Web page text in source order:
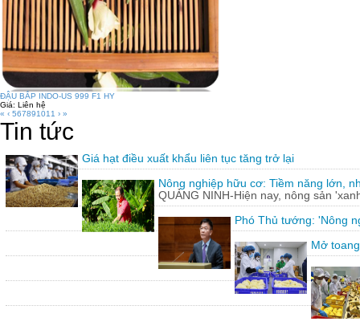
ĐẬU BẮP INDO-US 999 F1 HY
Giá: Liên hệ
« ‹ 567891011 › »
Tin tức
Giá hạt điều xuất khẩu liên tục tăng trở lại
Nông nghiệp hữu cơ: Tiềm năng lớn,
QUẢNG NINH-Hiện nay, nông sản
Phó Thủ tướng: 'Nông
Mở